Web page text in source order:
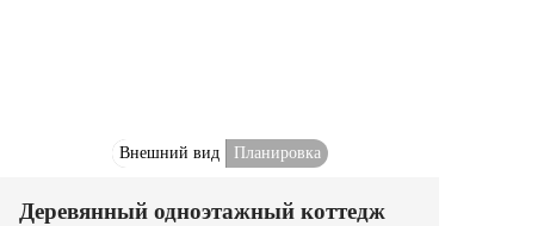
Внешний вид Планировка
Деревянный одноэтажный коттедж